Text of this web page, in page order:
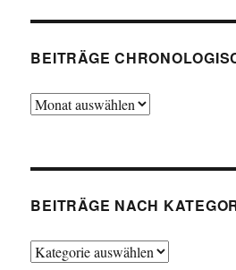
BEITRÄGE
Beiträge
BEITRÄGE NACH
Beiträge